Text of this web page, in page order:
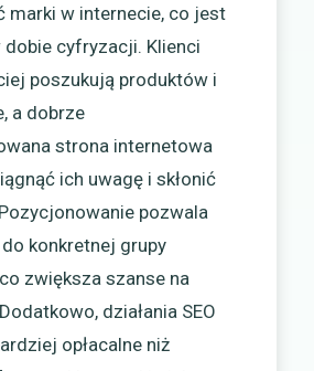
marki w internecie, co jest
dobie cyfryzacji. Klienci
poszukują produktów i
a dobrze
strona internetowa
ich uwagę i skłonić
pozwala
konkretnej grupy
zwiększa szanse na
działania SEO
opłacalne niż